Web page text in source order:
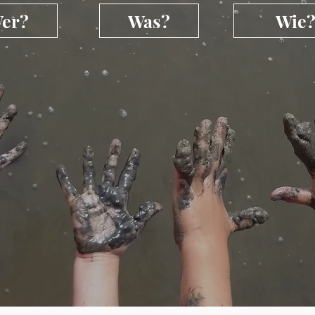
Was? Wie?